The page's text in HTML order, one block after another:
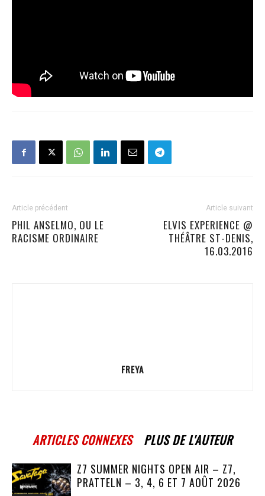
Article précédent
PHIL ANSELMO, OU LE
RACISME ORDINAIRE
Article suivant
ELVIS EXPERIENCE @
THÉÂTRE ST-DENIS,
16.03.2016
FREYA
ARTICLES CONNEXES PLUS DE L'AUTEUR
Z7 SUMMER NIGHTS OPEN AIR – Z7,
PRATTELN – 3, 4, 6 ET 7 AOÛT 2026